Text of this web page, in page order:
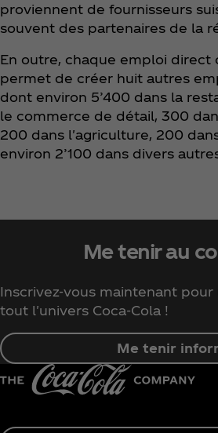
proviennent de fournisseurs
souvent des partenaires de la
En outre, chaque emploi direct
permet de créer huit autres
dont environ 5’400 dans la
le commerce de détail, 300
200 dans l'agriculture, 200
environ 2’100 dans divers
Me tenir au
Inscrivez-vous maintenant pour
tout l'univers Coca‑Cola !
Me tenir